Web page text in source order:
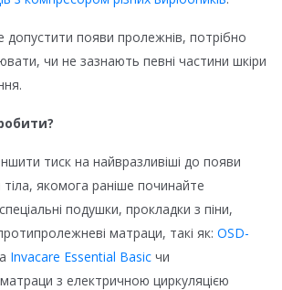
допустити появи пролежнів, потрібно
чи не зазнають певні частини шкіри
тиск на найвразливіші до появи
тіла, якомога раніше починайте
подушки, прокладки з піни,
матраци, такі як: OSD-
Invacare Essential Basic чи
з електричною циркуляцією